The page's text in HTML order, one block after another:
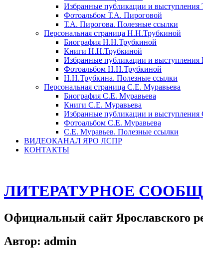
Избранные публикации и
Фотоальбом Т.А. Пироговой
Т.А. Пирогова. Полезные ссылки
Персональная страница Н.Н.Трубкиной
Биография Н.Н.Трубкиной
Книги Н.Н.Трубкиной
Избранные публикации и
Фотоальбом Н.Н.Трубкиной
Н.Н.Трубкина. Полезные ссылки
Персональная страница С.Е. Муравьева
Биография С.Е. Муравьева
Книги С.Е. Муравьева
Избранные публикации и выступления
Фотоальбом С.Е. Муравьева
С.Е. Муравьев. Полезные ссылки
ВИДЕОКАНАЛ ЯРО ЛСПР
КОНТАКТЫ
ЛИТЕРАТУРНОЕ
Официальный сайт Ярославского
Автор: admin